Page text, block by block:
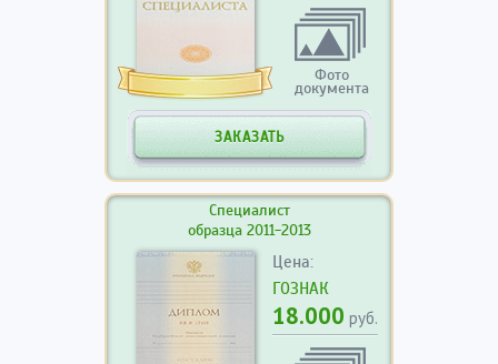
Фото
документа
ЗАКАЗАТЬ
Специалист
образца 2011-2013
Цена:
ГОЗНАК
18.000 руб.